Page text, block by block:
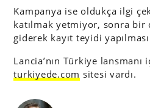
Kampanya ise oldukça ilgi
katılmak yetmiyor, sonra bir
giderek kayıt teyidi
Lancia’nın Türkiye lansmanı
turkiyede.com sitesi vardı.